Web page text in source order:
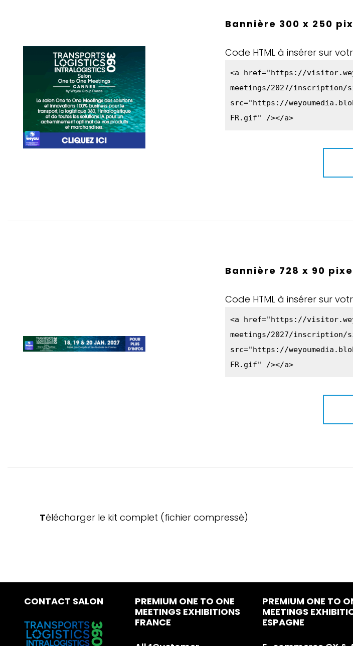
Bannière 300 x 250
Code HTML à insérer sur
<a href="https://
meetings/2027/inscription/
src="https://
FR.gif" /></a>
Bannière 728 x 90
Code HTML à insérer sur
<a href="https://
meetings/2027/inscription/
src="https://
FR.gif" /></a>
Télécharger le kit complet (fichier compressé)
CONTACT SALON
PREMIUM ONE TO ONE
MEETINGS EXHIBITIONS
FRANCE
PREMIUM ONE TO
MEETINGS
ESPAGNE